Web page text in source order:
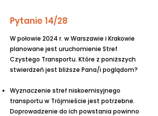
Pytanie 14/28
W połowie 2024 r. w Warszawie i Krakowie
planowane jest uruchomienie Stref
Czystego Transportu. Które z poniższych
stwierdzeń jest bliższe Pana/i poglądom?
Wyznaczenie stref niskoemisyjnego
transportu w Trójmieście jest potrzebne.
Doprowadzenie do ich powstania powinno